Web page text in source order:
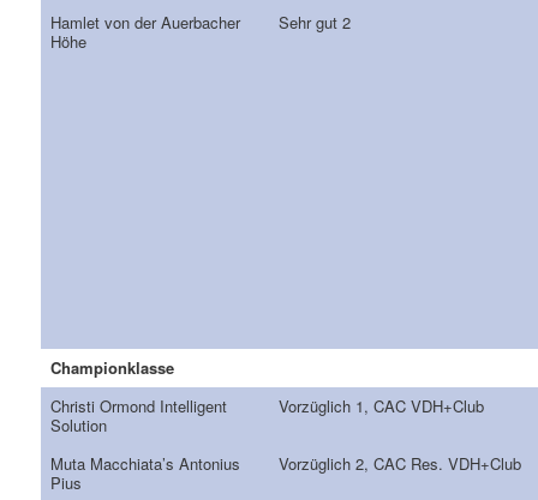
Hamlet von der Auerbacher
Höhe
Sehr gut 2
Championklasse
Christi Ormond Intelligent
Solution
Vorzüglich 1, CAC VDH+Club
Muta Macchiata’s Antonius
Pius
Vorzüglich 2, CAC Res. VDH+Club